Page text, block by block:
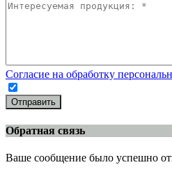
Согласие на обработку
Отправить
Обратная связь
Ваше сообщение было успешно